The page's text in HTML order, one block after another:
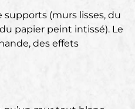
supports (murs lisses, du
papier peint intissé). Le
des effets